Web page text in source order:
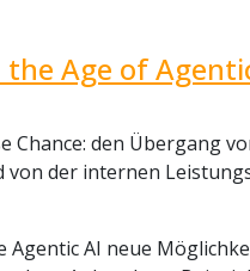
Age of
Chance: den Übergang
der internen
Agentic AI neue